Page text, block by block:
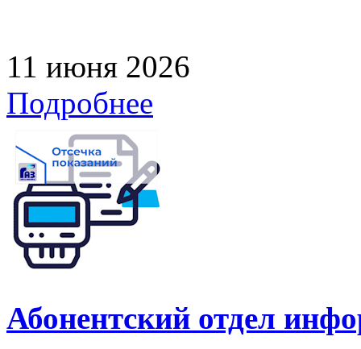
11 июня 2026
Подробнее
Абонентский отдел